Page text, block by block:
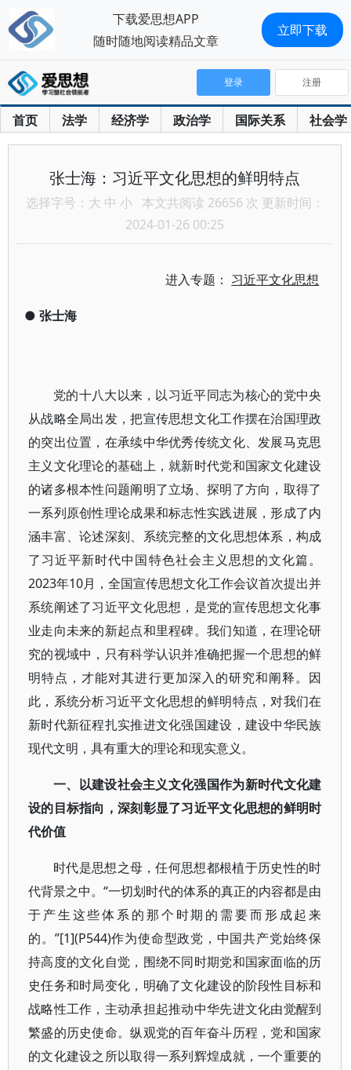
首页 法学 经济学 政治学 国际关系 社会学
登录 注册
张士海：习近平文化思想的鲜明特点
选择字号： 大 中 小 本文共阅读 26656 次 更新时间：
2024-01-26 00:25
进入专题： 习近平文化思想
● 张士海
党的十八大以来，以习近平同志为核心的党中央
从战略全局出发，把宣传思想文化工作摆在治国理政
的突出位置，在承续中华优秀传统文化、发展马克思
主义文化理论的基础上，就新时代党和国家文化建设
的诸多根本性问题阐明了立场、探明了方向，取得了
一系列原创性理论成果和标志性实践进展，形成了内
涵丰富、论述深刻、系统完整的文化思想体系，构成
了习近平新时代中国特色社会主义思想的文化篇。
2023年10月，全国宣传思想文化工作会议首次提出并
系统阐述了习近平文化思想，是党的宣传思想文化事
业走向未来的新起点和里程碑。我们知道，在理论研
究的视域中，只有科学认识并准确把握一个思想的鲜
明特点，才能对其进行更加深入的研究和阐释。因
此，系统分析习近平文化思想的鲜明特点，对我们在
新时代新征程扎实推进文化强国建设，建设中华民族
现代文明，具有重大的理论和现实意义。
一、以建设社会主义文化强国作为新时代文化建
设的目标指向，深刻彰显了习近平文化思想的鲜明时
代价值
时代是思想之母，任何思想都根植于历史性的时
代背景之中。“一切划时代的体系的真正的内容都是由
于产生这些体系的那个时期的需要而形成起来
的。”[1](P544)作为使命型政党，中国共产党始终保
持高度的文化自觉，围绕不同时期党和国家面临的历
史任务和时局变化，明确了文化建设的阶段性目标和
战略性工作，主动承担起推动中华先进文化由觉醒到
繁盛的历史使命。纵观党的百年奋斗历程，党和国家
的文化建设之所以取得一系列辉煌成就，一个重要的
下载爱思想APP
随时随地阅读精品文章
立即下载